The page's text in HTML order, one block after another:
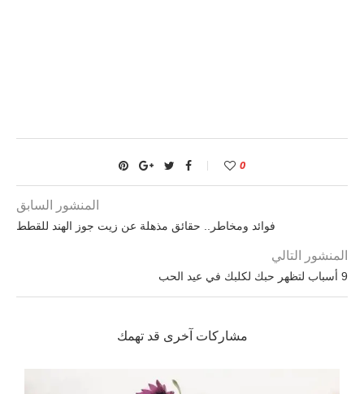
0
المنشور السابق
فوائد ومخاطر.. حقائق مذهلة عن زيت جوز الهند للقطط
المنشور التالي
9 أسباب لتظهر حبك لكلبك في عيد الحب
مشاركات آخرى قد تهمك